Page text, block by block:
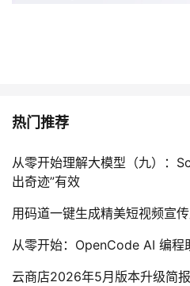
热门推荐
从零开始理解大模型（九）：
出奇迹”有效
用码道一键生成精美短视频宣
从零开始：OpenCode AI 编程
云商店2026年5月版本升级简报